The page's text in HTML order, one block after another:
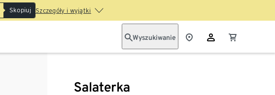
Skopiuj Szczegóły i wyjątki
Wyszukiwanie
Salaterka